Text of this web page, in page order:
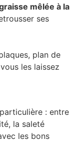
mêlée à la
ses
plan de
les laissez
: entre
la saleté
les bons